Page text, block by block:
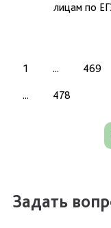
лицам по
1 ... 469
... 478
Задать